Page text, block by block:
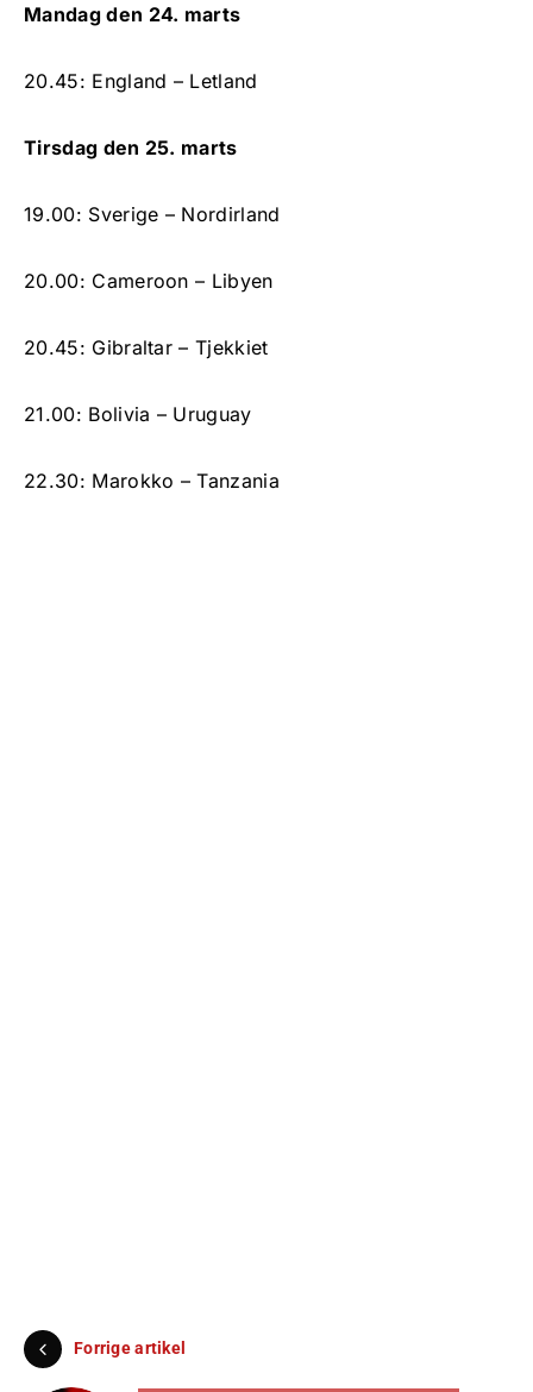
Mandag den 24. marts
20.45: England – Letland
Tirsdag den 25. marts
19.00: Sverige – Nordirland
20.00: Cameroon – Libyen
20.45: Gibraltar – Tjekkiet
21.00: Bolivia – Uruguay
22.30: Marokko – Tanzania
Forrige artikel